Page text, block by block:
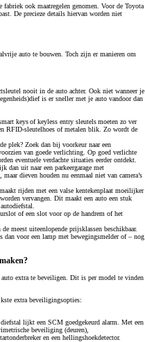
ook maatregelen genomen. Voor de Toyota
De precieze details hiervan worden niet
auto te bouwen. Toch zijn er manieren om
nooit in de auto achter. Ook niet wanneer je
is er sneller met je auto vandoor dan
keys of keyless entry sleutels moeten zo ver
RFID-sleutelhoes of metalen blik. Zo wordt de
plek? Zoek dan bij voorkeur naar een
van goede verlichting. Op goed verlichte
eventuele verdachte situaties eerder ontdekt.
dan uit naar een parkeergarage met
dieven houden nu eenmaal niet van camera’s
rijden met een valse kentekenplaat moeilijker
vervangen. Dit maakt een auto een stuk
of een slot voor op de handrem of het
meest uiteenlopende prijsklassen beschikbaar.
dan voor een lamp met bewegingsmelder of – nog
extra te beveiligen. Dit is per model te vinden
extra beveiligingsopties:
lijkt een SCM goedgekeurd alarm. Met een
beveiliging (deuren),
en een hellingshoekdetector.